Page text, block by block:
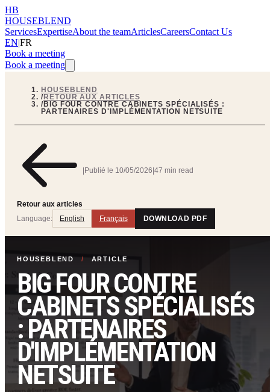
HB
HOUSEBLEND
ServicesExpertiseAbout the teamArticlesCareersContact Us
EN|FR
Book a meeting
Book a meeting
HOUSEBLEND
/RETOUR AUX ARTICLES
/BIG FOUR CONTRE CABINETS SPÉCIALISÉS :
PARTENAIRES D'IMPLÉMENTATION NETSUITE
Retour aux articles
Publié le 10/05/2026 47 min read
Language: English Français DOWNLOAD PDF
HOUSEBLEND / ARTICLE
BIG FOUR CONTRE
CABINETS SPÉCIALISÉS
: PARTENAIRES
D'IMPLÉMENTATION
NETSUITE